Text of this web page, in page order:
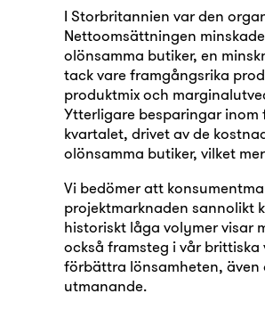
I Storbritannien var den
Nettoomsättningen
olönsamma butiker, en
tack vare framgångsrika
produktmix och
Ytterligare besparingar
kvartalet, drivet av de
olönsamma butiker, vilket
Vi bedömer att
projektmarknaden sannolikt
historiskt låga volymer visar
också framsteg i vår
förbättra lönsamheten,
utmanande.